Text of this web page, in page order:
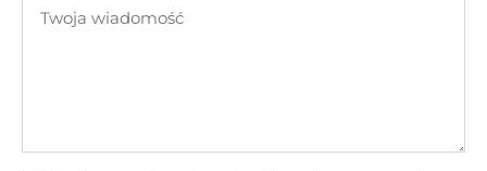
mail
wiadomość